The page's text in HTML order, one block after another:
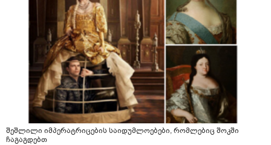
შეშლილი იმპერატრიცების საიდუმლოებები, რომლებიც შოკში
ჩაგაგდებთ